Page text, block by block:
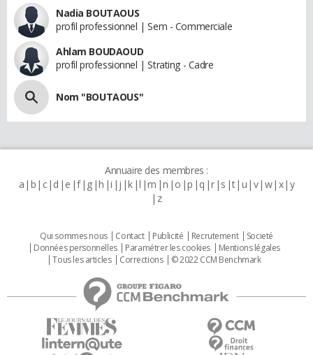
Nadia BOUTAOUS
profil professionnel | Sem - Commerciale
Ahlam BOUDAOUD
profil professionnel | Strating - Cadre
Nom "BOUTAOUS"
Annuaire des membres :
a b c d e f g h i j k l m n o p q r s t u v w x y
z
Qui sommes nous Contact Publicité Recrutement
Societé
Données personnelles
Paramétrer les cookies
Mentions légales
Tous les articles
Corrections © 2022 CCM Benchmark